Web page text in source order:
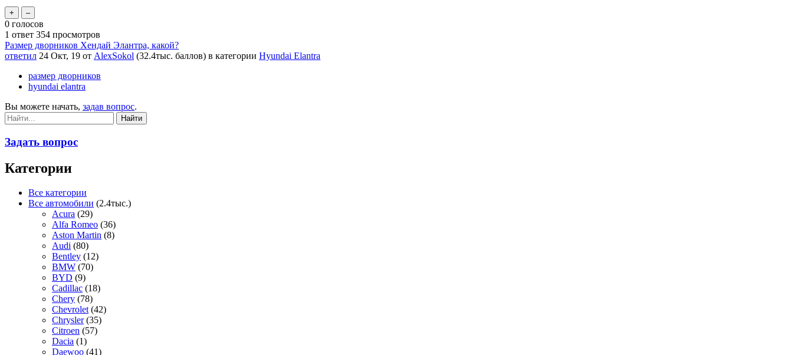
0 голосов
1 ответ 354 просмотров
Размер дворников Хендай Элантра, какой?
ответил 24 Окт, 19 от AlexSokol (32.4тыс. баллов) в категории Hyundai Elantra
размер дворников
hyundai elantra
Вы можете начать, задав вопрос.
Задать вопрос
Категории
Все категории
Все автомобили (2.4тыс.)
Acura (29)
Alfa Romeo (36)
Aston Martin (8)
Audi (80)
Bentley (12)
BMW (70)
BYD (9)
Cadillac (18)
Chery (78)
Chevrolet (42)
Chrysler (35)
Citroen (57)
Dacia (1)
Daewoo (41)